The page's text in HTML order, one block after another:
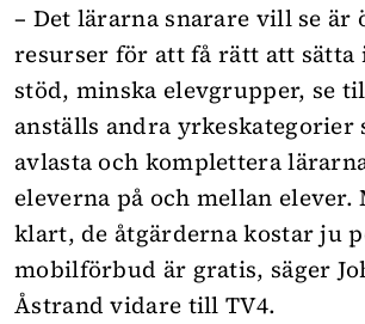
– Det lärarna snarare vill se är
resurser för att få rätt att sätta
stöd, minska elevgrupper, se
anställs andra yrkeskategorier
avlasta och komplettera
eleverna på och mellan elever.
klart, de åtgärderna kostar ju
mobilförbud är gratis, säger
Åstrand vidare till TV4.